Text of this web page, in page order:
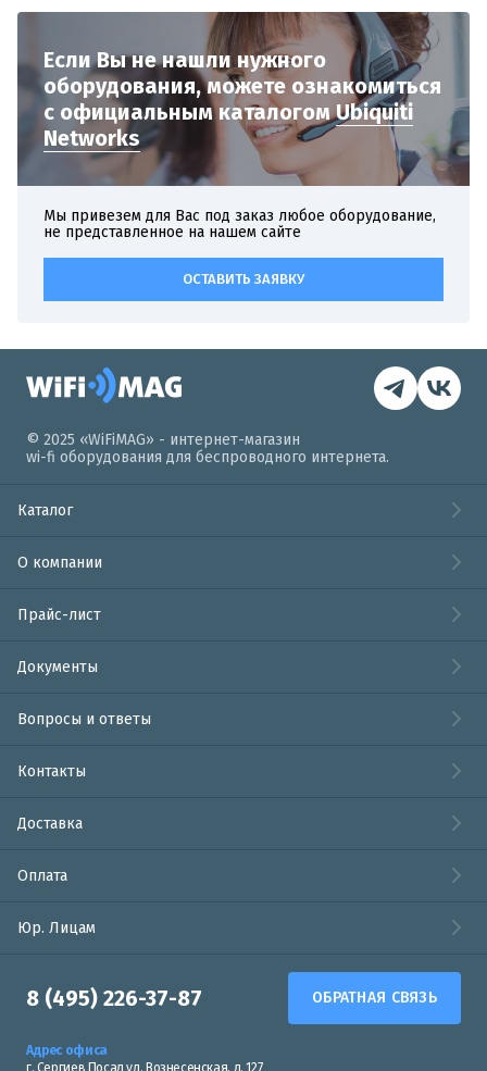
Если Вы не нашли нужного
оборудования,можете ознакомиться
с официальнымкаталогомUbiquiti
Networks
Мы привезем для Вас под заказ любое оборудование,
не представленное на нашем сайте
ОСТАВИТЬ ЗАЯВКУ
© 2025 «WiFiMAG» - интернет-магазин
wi-fi оборудования для беспроводного интернета.
Каталог
О компании
Прайс-лист
Документы
Вопросы и ответы
Контакты
Доставка
Оплата
Юр. Лицам
8 (495) 226-37-87 ОБРАТНАЯ СВЯЗЬ
Адрес офиса
г. Сергиев Посад ул. Вознесенская, д. 127